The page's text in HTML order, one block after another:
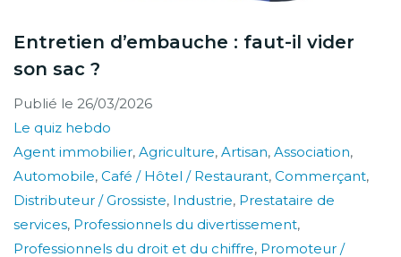
Entretien d’embauche : faut-il vider
son sac ?
Publié le 26/03/2026
Le quiz hebdo
Agent immobilier, Agriculture, Artisan, Association,
Automobile, Café / Hôtel / Restaurant, Commerçant,
Distributeur / Grossiste, Industrie, Prestataire de
services, Professionnels du divertissement,
Professionnels du droit et du chiffre, Promoteur /